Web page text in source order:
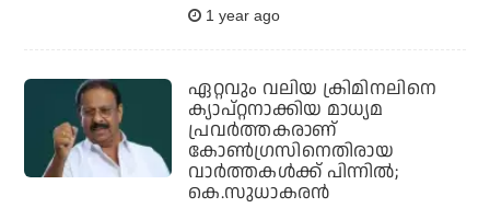
1 year ago
ഏറ്റവും വലിയ ക്രിമിനലിനെ
ക്യാപ്റ്റനാക്കിയ മാധ്യമ
പ്രവർത്തകരാണ്
കോൺഗ്രസിനെതിരായ
വാർത്തകൾക്ക് പിന്നിൽ;
കെ.സുധാകരൻ